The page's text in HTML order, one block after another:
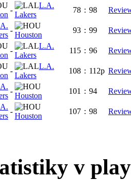
-
L.A.
Lakers
78 : 98
-
Houston
93 : 99
-
L.A.
Lakers
115 : 96
-
L.A.
Lakers
108 : 112p
-
Houston
101 : 94
-
Houston
107 : 98
v